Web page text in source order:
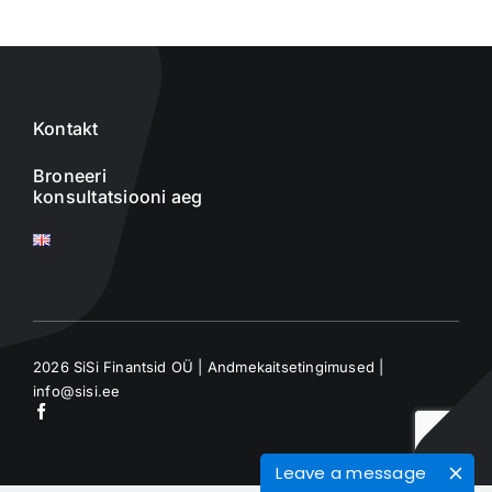
Leave a message
Kontakt
Broneeri
konsultatsiooni aeg
2026 SiSi Finantsid OÜ | Andmekaitsetingimused
info@sisi.ee